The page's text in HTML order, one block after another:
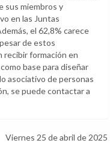
sus miembros y
en las Juntas
el 62,8% carece
de estos
recibir formación en
base para diseñar
asociativo de personas
se puede contactar a
Viernes 25 de abril de 2025